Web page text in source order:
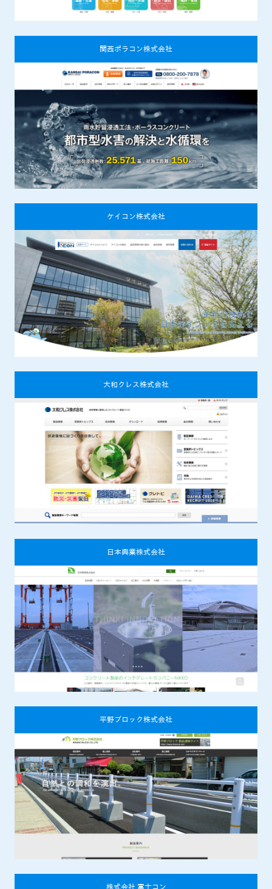
関西ポラコン株式会社
ケイコン株式会社
大和クレス株式会社
日本興業株式会社
平野ブロック株式会社